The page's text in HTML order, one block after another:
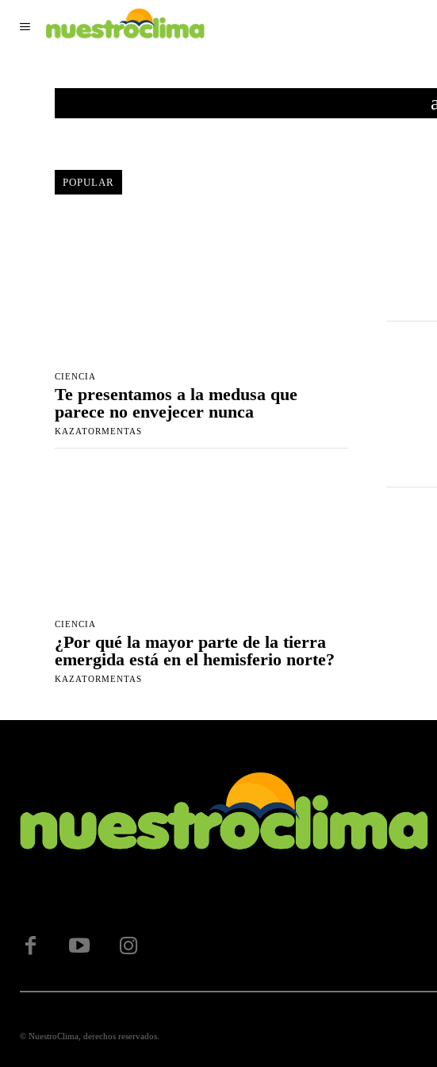
POPULAR
CIENCIA
Te presentamos a la medusa que
parece no envejecer nunca
KAZATORMENTAS
CIENCIA
¿Por qué la mayor parte de la tierra
emergida está en el hemisferio norte?
KAZATORMENTAS
© NuestroClima, derechos reservados.